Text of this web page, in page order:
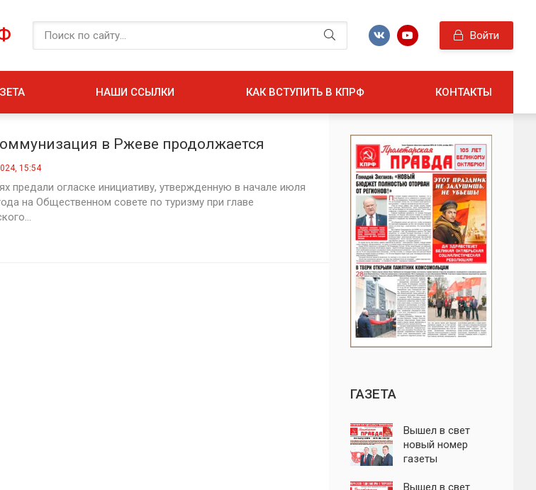
Войти
НАШИ ССЫЛКИ КАК ВСТУПИТЬ В КПРФ КОНТАКТЫ
в Ржеве продолжается
15:54
предали огласке инициативу, утвержденную в начале июля
на Общественном совете по туризму при главе
ГАЗЕТА
Вышел в свет
новый номер
газеты
правда"
Вышел в свет